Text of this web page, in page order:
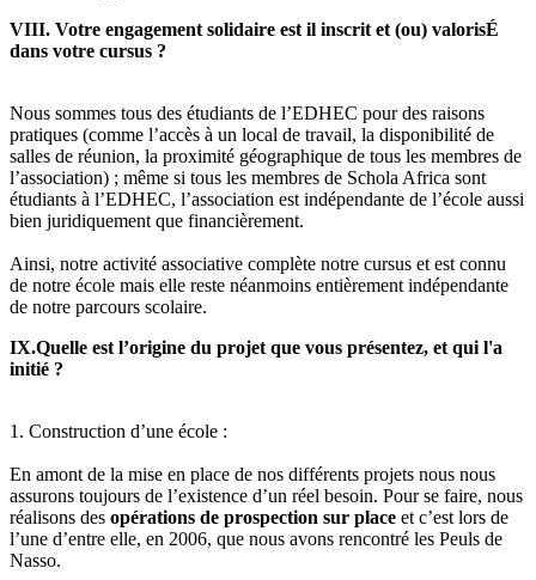
VIII. Votre engagement solidaire est il inscrit et (ou) valorisÉ
dans votre cursus ?
Nous sommes tous des étudiants de l’EDHEC pour des raisons
pratiques (comme l’accès à un local de travail, la disponibilité de
salles de réunion, la proximité géographique de tous les membres de
l’association) ; même si tous les membres de Schola Africa sont
étudiants à l’EDHEC, l’association est indépendante de l’école aussi
bien juridiquement que financièrement.
Ainsi, notre activité associative complète notre cursus et est connu
de notre école mais elle reste néanmoins entièrement indépendante
de notre parcours scolaire.
IX.Quelle est l’origine du projet que vous présentez, et qui l'a
initié ?
1. Construction d’une école :
En amont de la mise en place de nos différents projets nous nous
assurons toujours de l’existence d’un réel besoin. Pour se faire, nous
réalisons des opérations de prospection sur place et c’est lors de
l’une d’entre elle, en 2006, que nous avons rencontré les Peuls de
Nasso.